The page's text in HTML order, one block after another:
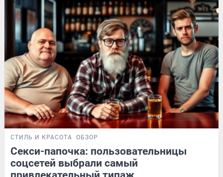
СТИЛЬ И КРАСОТА ОБЗОР
Секси-папочка: пользовательницы
соцсетей выбрали самый